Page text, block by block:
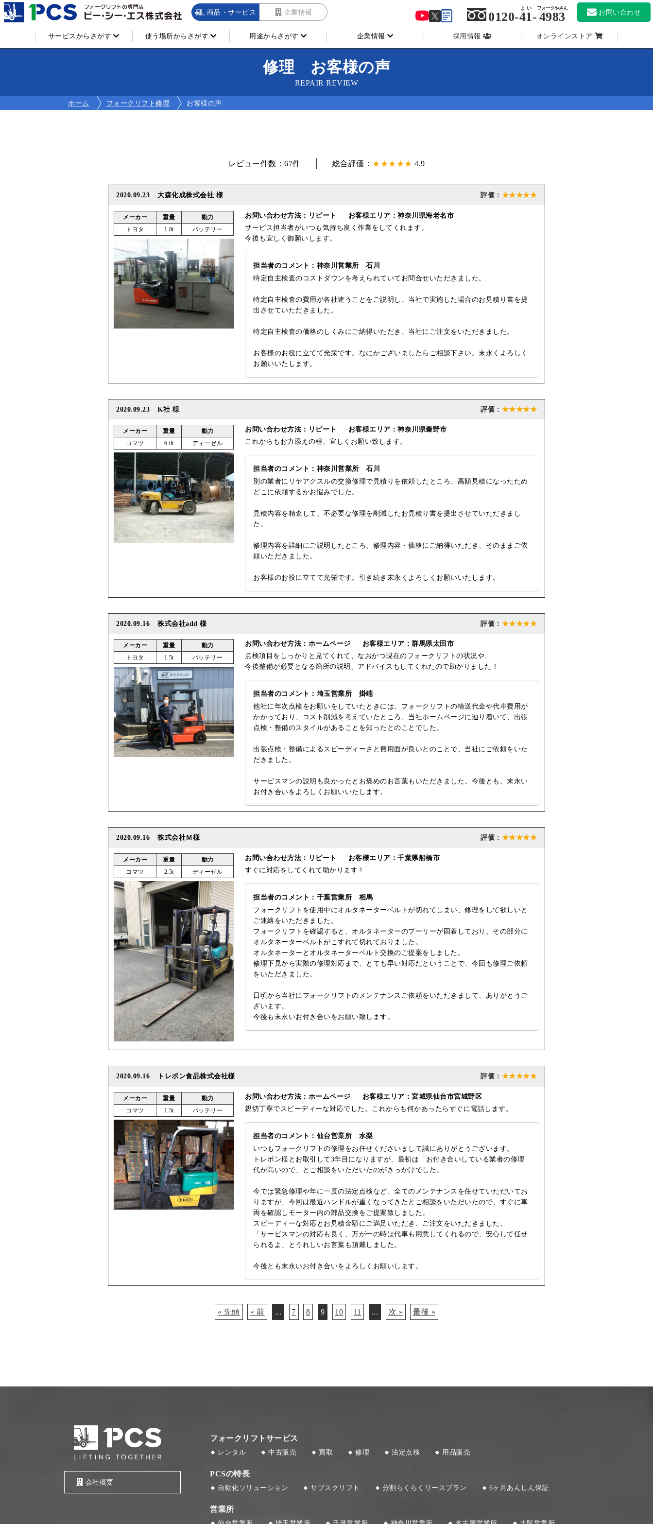
商品・サービス 企業情報 0120-41
よい
- 4983
フォークやさん
お問い合わせ
サービスからさがす 使う場所からさがす 用途からさがす 企業情報 採用情報 オンラインストア
修理 お客様の声
REPAIR REVIEW
ホーム フォークリフト修理 お客様の声
レビュー件数：67件 総合評価： ★★★★★ 4.9
2020.09.23 大森化成株式会社 様 ★★★★★
メーカー 重量
動力
トヨタ
1.8t バッテリー
お問い合わせ方法：リピート
お客様エリア：神奈川県海老名市
サービス担当者がいつも気持ち良く作業をしてくれます。
今後も宜しく御願いします。
担当者のコメント：神奈川営業所 石川
特定自主検査のコストダウンを考えられていてお問合せいただきました。
特定自主検査の費用が各社違うことをご説明し、当社で実施した場合のお見積り書を提
出させていただきました。
特定自主検査の価格のしくみにご納得いただき、当社にご注文をいただきました。
お客様のお役に立てて光栄です。なにかございましたらご相談下さい。末永くよろしく
お願いいたします。
2020.09.23 K社 様 ★★★★★
メーカー 重量
動力
コマツ
6.0t ディーゼル
お問い合わせ方法：リピート
お客様エリア：神奈川県秦野市
これからもお力添えの程、宜しくお願い致します。
担当者のコメント：神奈川営業所 石川
別の業者にリヤアクスルの交換修理で見積りを依頼したところ、高額見積になったため
どこに依頼するかお悩みでした。
見積内容を精査して、不必要な修理を削減したお見積り書を提出させていただきまし
た。
修理内容を詳細にご説明したところ、修理内容・価格にご納得いただき、そのままご依
頼いただきました。
お客様のお役に立てて光栄です。引き続き末永くよろしくお願いいたします。
2020.09.16 株式会社add 様 ★★★★★
メーカー 重量
動力
トヨタ
1.5t バッテリー
お問い合わせ方法：ホームページ
お客様エリア：群馬県太田市
点検項目をしっかりと見てくれて、なおかつ現在のフォークリフトの状況や、
今後整備が必要となる箇所の説明、アドバイスもしてくれたので助かりました！
担当者のコメント：埼玉営業所 掛端
他社に年次点検をお願いをしていたときには、フォークリフトの輸送代金や代車費用が
かかっており、コスト削減を考えていたところ、当社ホームページに辿り着いて、出張
点検・整備のスタイルがあることを知ったとのことでした。
出張点検・整備によるスピーディーさと費用面が良いとのことで、当社にご依頼をいた
だきました。
サービスマンの説明も良かったとお褒めのお言葉もいただきました。今後とも、末永い
お付き合いをよろしくお願いいたします。
2020.09.16 株式会社Ｍ様 ★★★★★
メーカー 重量
動力
コマツ
2.5t ディーゼル
お問い合わせ方法：リピート
お客様エリア：千葉県船橋市
すぐに対応をしてくれて助かります！
担当者のコメント：千葉営業所 相馬
フォークリフトを使用中にオルタネーターベルトが切れてしまい、修理をして欲しいと
ご連絡をいただきました。
フォークリフトを確認すると、オルタネーターのプーリーが固着しており、その部分に
オルタネーターベルトがこすれて切れておりました。
オルタネーターとオルタネーターベルト交換のご提案をしました。
修理下見から実際の修理対応まで、とても早い対応だということで、今回も修理ご依頼
をいただきました。
日頃から当社にフォークリフトのメンテナンスご依頼をいただきまして、ありがとうご
ざいます。
今後も末永いお付き合いをお願い致します。
2020.09.16 トレボン食品株式会社様 ★★★★★
メーカー 重量
動力
コマツ
1.5t バッテリー
お問い合わせ方法：ホームページ
お客様エリア：宮城県仙台市宮城野区
親切丁寧でスピーディーな対応でした。これからも何かあったらすぐに電話します。
担当者のコメント：仙台営業所 水梨
いつもフォークリフトの修理をお任せくださいまして誠にありがとうございます。
トレボン様とお取引して3年目になりますが、最初は「お付き合いしている業者の修理
代が高いので」とご相談をいただいたのがきっかけでした。
今では緊急修理や年に一度の法定点検など、全てのメンテナンスを任せていただいてお
りますが、今回は最近ハンドルが重くなってきたとご相談をいただいたので、すぐに車
両を確認しモーター内の部品交換をご提案致しました。
スピーディーな対応とお見積金額にご満足いただき、ご注文をいただきました。
「サービスマンの対応も良く、万が一の時は代車も用意してくれるので、安心して任せ
られるよ」とうれしいお言葉も頂戴しました。
今後とも末永いお付き合いをよろしくお願いします。
« 先頭 « 前 ... 7 8 9 10 11 ... 次 » 最後 »
会社概要
フォークリフトサービス
レンタル 中古販売 買取 修理 法定点検 用品販売
PCSの特長
自動化ソリューション サブスクリフト 分割らくらくリースプラン 6ヶ月あんしん保証
営業所